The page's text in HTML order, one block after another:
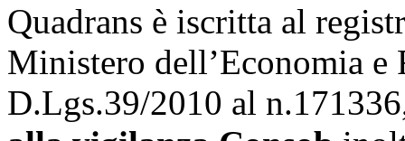
Quadrans è iscritta al
Ministero dell’Economia e
D.Lgs.39/2010 al